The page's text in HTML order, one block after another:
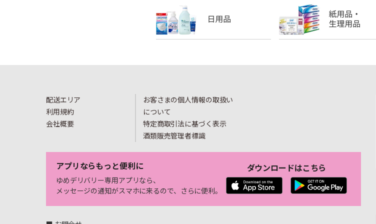
配送エリア
利用規約
会社概要
お客さまの個人情報の取扱い
について
特定商取引法に基づく表示
酒類販売管理者標識
アプリならもっと便利に
ゆめデリバリー専用アプリなら、
メッセージの通知がスマホに来るので、さらに便利。
ダウンロードはこちら